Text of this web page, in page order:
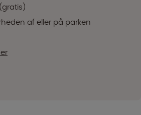
af eller på parken